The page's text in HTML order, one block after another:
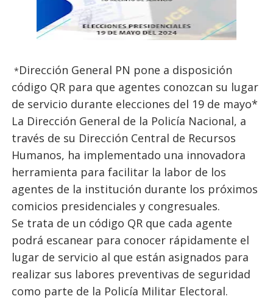
*Dirección General PN pone a disposición
código QR para que agentes conozcan su lugar
de servicio durante elecciones del 19 de mayo*
La Dirección General de la Policía Nacional, a
través de su Dirección Central de Recursos
Humanos, ha implementado una innovadora
herramienta para facilitar la labor de los
agentes de la institución durante los próximos
comicios presidenciales y congresuales.
Se trata de un código QR que cada agente
podrá escanear para conocer rápidamente el
lugar de servicio al que están asignados para
realizar sus labores preventivas de seguridad
como parte de la Policía Militar Electoral.